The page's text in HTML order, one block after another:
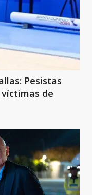
Pesistas
de